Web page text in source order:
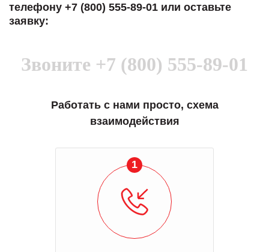
телефону +7 (800) 555-89-01 или оставьте
заявку:
Звоните +7 (800) 555-89-01
Работать с нами просто, схема
взаимодействия
1